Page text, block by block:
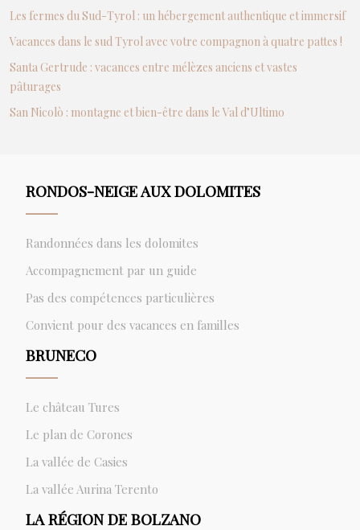
Les fermes du Sud-Tyrol : un hébergement authentique et immersif
Vacances dans le sud Tyrol avec votre compagnon à quatre pattes !
Santa Gertrude : vacances entre mélèzes anciens et vastes
pâturages
San Nicolò : montagne et bien-être dans le Val d’Ultimo
RONDOS-NEIGE AUX DOLOMITES
Randonnées dans les dolomites
Accompagnement par un guide
Pas des compétences particulières
Convient pour des vacances en familles
BRUNECO
Le château Tures
Le plan de Corones
La vallée de Casies
La vallée Aurina Terento
LA RÉGION DE BOLZANO